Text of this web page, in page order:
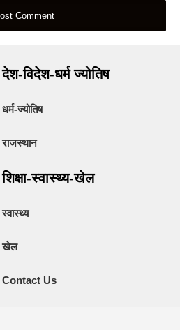
देश-विदेश-धर्म ज्योतिष
धर्म-ज्योतिष
राजस्थान
शिक्षा-स्वास्थ्य-खेल
स्वास्थ्य
खेल
Contact Us